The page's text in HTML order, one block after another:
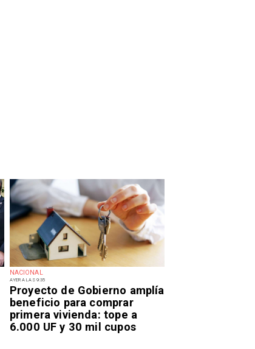
NACIONAL
AYER A LAS 9:35
Proyecto de Gobierno amplía
beneficio para comprar
primera vivienda: tope a
6.000 UF y 30 mil cupos